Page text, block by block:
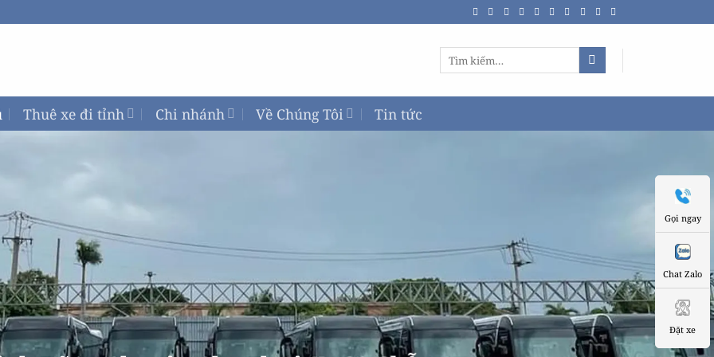
Tìm
kiếm:
Thuê xe đi tỉnh Chi nhánh Về Chúng Tôi Tin tức
Gọi ngay
Chat Zalo
Đặt xe